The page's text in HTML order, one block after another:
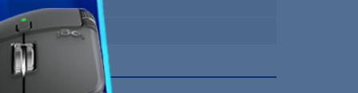
6 Mois